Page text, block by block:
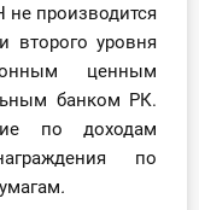
производится
второго уровня
ценным
банком РК.
по доходам
по
.